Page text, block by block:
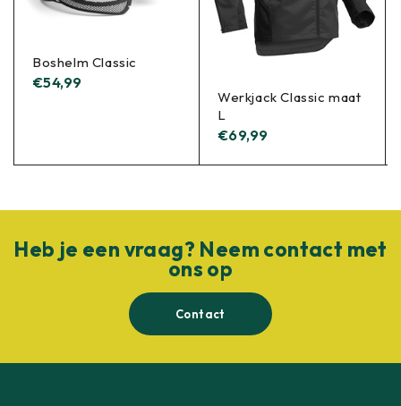
Boshelm Classic
€54,99
Werkjack Classic maat
L
€69,99
Heb je een vraag? Neem contact met
ons op
Contact